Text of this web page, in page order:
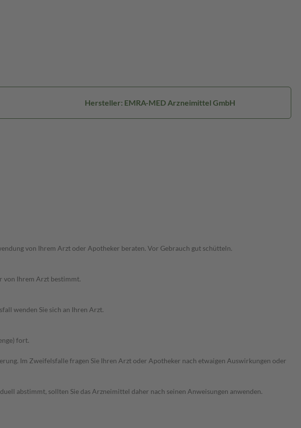
Hersteller: EMRA-MED Arzneimittel GmbH
von Ihrem Arzt oder Apotheker beraten. Vor Gebrauch gut schütteln.
von Ihrem Arzt bestimmt.
wenden Sie sich an Ihren Arzt.
fort.
Im Zweifelsfalle fragen Sie Ihren Arzt oder Apotheker nach etwaigen Auswirkungen oder
abstimmt, sollten Sie das Arzneimittel daher nach seinen Anweisungen anwenden.